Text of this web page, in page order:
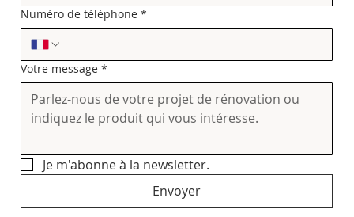
Numéro de téléphone *
Votre message *
Je m'abonne à la newsletter.
Envoyer